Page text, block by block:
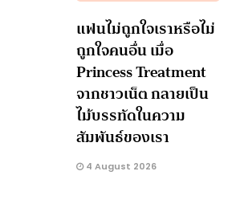
แฟนไม่ถูกใจเราหรือไม่
ถูกใจคนอื่น เมื่อ
Princess Treatment
จากชาวเน็ต กลายเป็น
ไม้บรรทัดในความ
สัมพันธ์ของเรา
4 August 2026